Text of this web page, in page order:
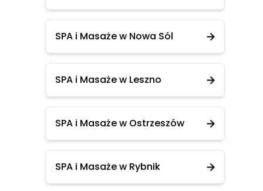
SPA i Masaże w Nowa Sól
SPA i Masaże w Leszno
SPA i Masaże w Ostrzeszów
SPA i Masaże w Rybnik